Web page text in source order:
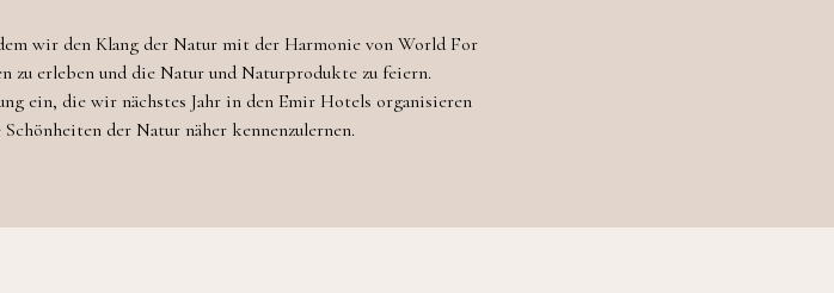
wir den Klang der Natur mit der Harmonie von World For
zu erleben und die Natur und Naturprodukte zu feiern.
ein, die wir nächstes Jahr in den Emir Hotels organisieren
der Natur näher kennenzulernen.